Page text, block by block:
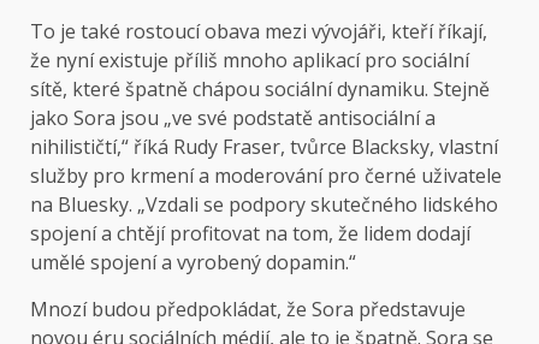
To je také rostoucí obava mezi vývojáři, kteří říkají,
že nyní existuje příliš mnoho aplikací pro sociální
sítě, které špatně chápou sociální dynamiku. Stejně
jako Sora jsou „ve své podstatě antisociální a
nihilističtí,“ říká Rudy Fraser, tvůrce Blacksky, vlastní
služby pro krmení a moderování pro černé uživatele
na Bluesky. „Vzdali se podpory skutečného lidského
spojení a chtějí profitovat na tom, že lidem dodají
umělé spojení a vyrobený dopamin.“
Mnozí budou předpokládat, že Sora představuje
novou éru sociálních médií, ale to je špatně. Sora se